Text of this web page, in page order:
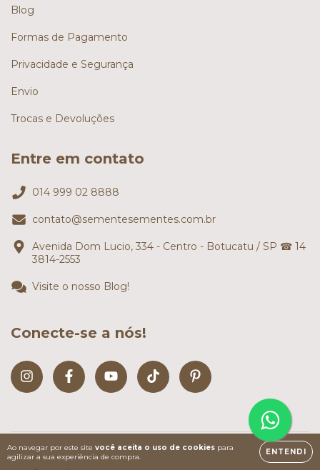
Ao navegar por este site você aceita o uso de cookies para
agilizar a sua experiência de compra.
ENTENDI
Blog
Formas de Pagamento
Privacidade e Segurança
Envio
Trocas e Devoluções
Entre em contato
014 999 02 8888
contato@sementesementes.com.br
Avenida Dom Lucio, 334 - Centro - Botucatu / SP ☎ 14
3814-2553
Visite o nosso Blog!
Conecte-se a nós!